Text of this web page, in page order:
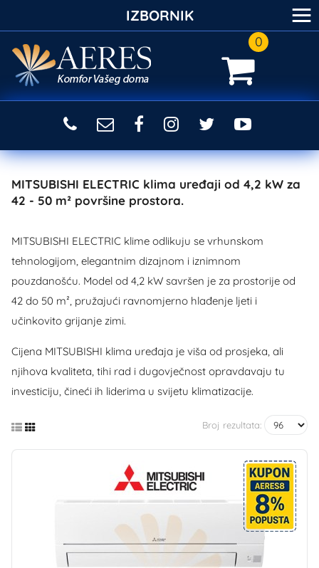
0
MITSUBISHI ELECTRIC klima uređaji od 4,2 kW za
42 - 50 m² površine prostora.
MITSUBISHI ELECTRIC klime odlikuju se vrhunskom
tehnologijom, elegantnim dizajnom i iznimnom
pouzdanošću. Model od 4,2 kW savršen je za prostorije od
42 do 50 m², pružajući ravnomjerno hlađenje ljeti i
učinkovito grijanje zimi.
Cijena MITSUBISHI klima uređaja je viša od prosjeka, ali
njihova kvaliteta, tihi rad i dugovječnost opravdavaju tu
investiciju, čineći ih liderima u svijetu klimatizacije.
Broj rezultata:
IZBORNIK ≡